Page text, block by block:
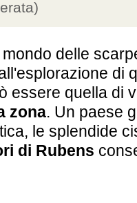
delle
di
essere quella di
zona. Un paese
le splendide
di Rubens